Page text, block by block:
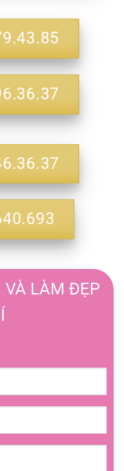
VÀ LÀM ĐẸP